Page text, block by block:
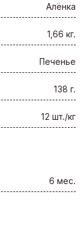
Алёнка
1,66 кг.
Печенье
138 г.
12 шт./кг
6 мес.